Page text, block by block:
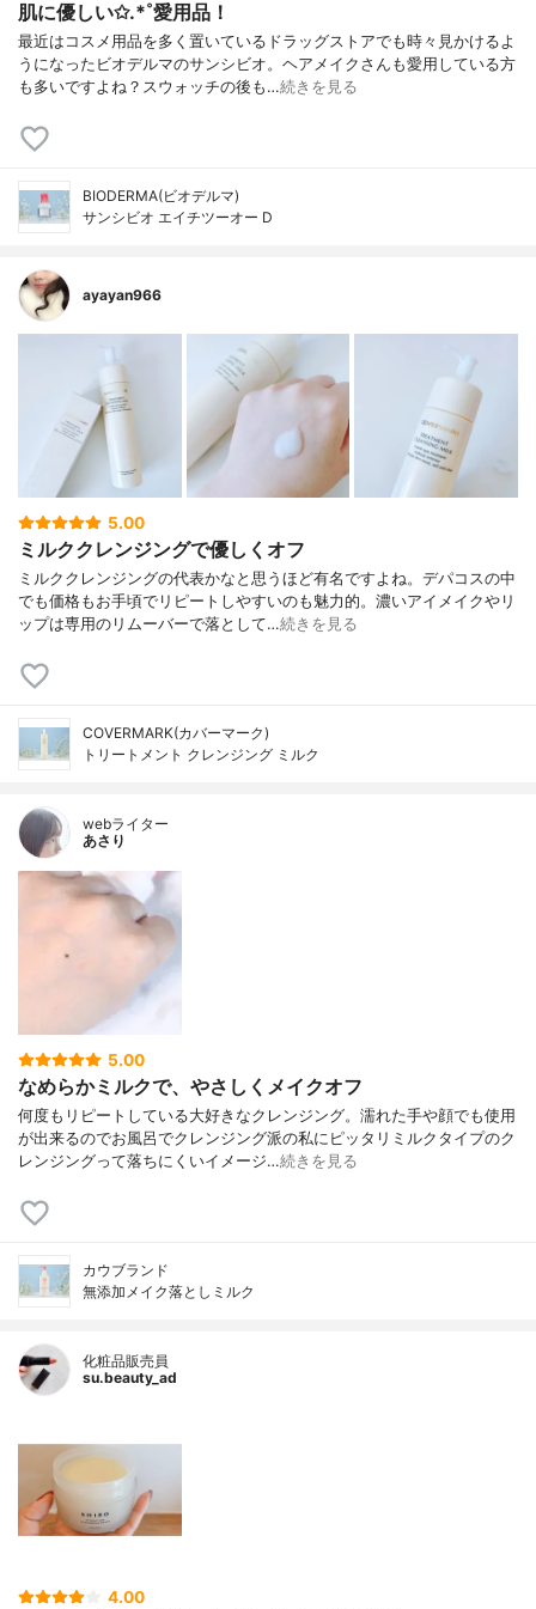
肌に優しい✩.*˚愛用品！
最近はコスメ用品を多く置いているドラッグストアでも時々見かけるよ
うになったビオデルマのサンシビオ。ヘアメイクさんも愛用している方
も多いですよね？スウォッチの後も…続きを見る
BIODERMA(ビオデルマ)
サンシビオ エイチツーオー D
ayayan966
5.00
ミルククレンジングで優しくオフ
ミルククレンジングの代表かなと思うほど有名ですよね。デパコスの中
でも価格もお手頃でリピートしやすいのも魅力的。濃いアイメイクやリ
ップは専用のリムーバーで落として…続きを見る
COVERMARK(カバーマーク)
トリートメント クレンジング ミルク
webライター
あさり
5.00
なめらかミルクで、やさしくメイクオフ
何度もリピートしている大好きなクレンジング。濡れた手や顔でも使用
が出来るのでお風呂でクレンジング派の私にピッタリミルクタイプのク
レンジングって落ちにくいイメージ…続きを見る
カウブランド
無添加メイク落としミルク
化粧品販売員
su.beauty_ad
4.00